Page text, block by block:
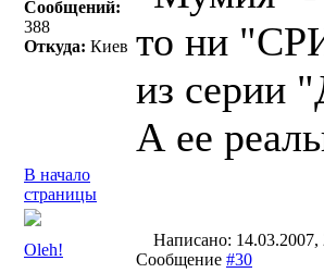
Сообщений:
388
Откуда: Киев то ни
из серии
А ее
В начало
страницы
Oleh!
Написано: 14.03.2007,
Сообщение #30